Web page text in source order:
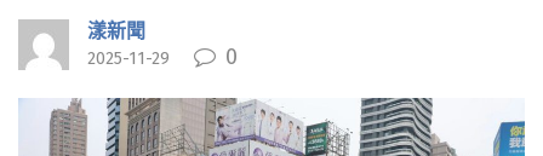
漾新聞
2025-11-29 0